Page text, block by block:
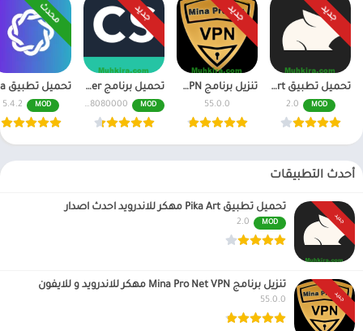
جديد
تحميل تطبيق Pika Art مهكر للاندرويد احدث اصدار
MOD
2.0
جديد
تنزيل برنامج Mina Pro Net VPN مهكر للاندرويد و للايفون
55.0.0
جديد
تحميل برنامج CamScanner مهكر اخر اصدار النسخة المدفوعة
MOD
6.70.0.2408080000
محدث
MOD
5.4.2
أحدث التطبيقات
جديد
تحميل تطبيق Pika Art مهكر للاندرويد احدث اصدار
MOD
2.0
جديد
تنزيل برنامج Mina Pro Net VPN مهكر للاندرويد و للايفون
55.0.0